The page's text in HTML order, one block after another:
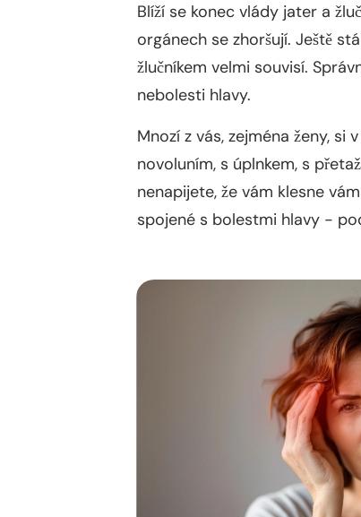
Blíží se konec vlády jater a
orgánech se zhoršují. Ještě
žlučníkem velmi souvisí.
nebolesti hlavy.
Mnozí z vás, zejména ženy,
novoluním, s úplnkem, s
nenapijete, že vám klesne
spojené s bolestmi hlavy -